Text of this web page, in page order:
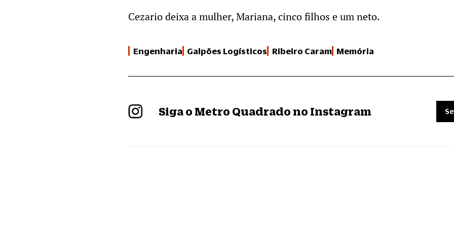
Cezario deixa a mulher, Mariana, cinco filhos e um neto.
Engenharia Galpões Logísticos Ribeiro Caram Memória
Siga o Metro Quadrado no Instagram